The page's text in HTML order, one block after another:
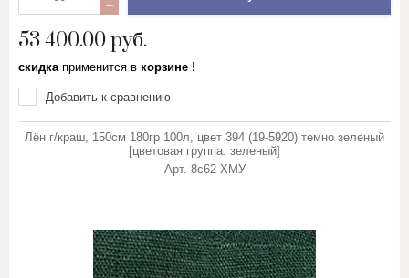
53 400.00руб.
скидка применится в корзине !
Добавить к сравнению
Лён г/краш, 150см 180гр 100л, цвет 394 (19-5920) темно зеленый
[цветовая группа: зеленый]
Арт. 8с62 ХМУ